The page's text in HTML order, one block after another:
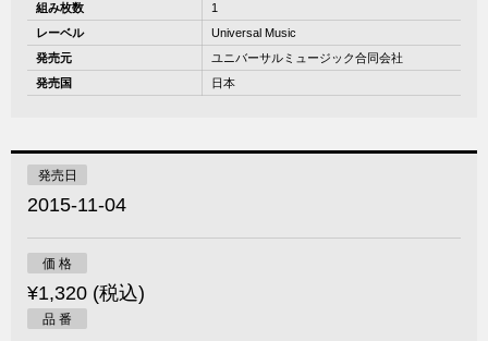
組み枚数
1
レーベル
Universal Music
発売元
ユニバーサルミュージック合同会社
発売国
日本
発売日
2015-11-04
価 格
¥1,320 (税込)
品 番